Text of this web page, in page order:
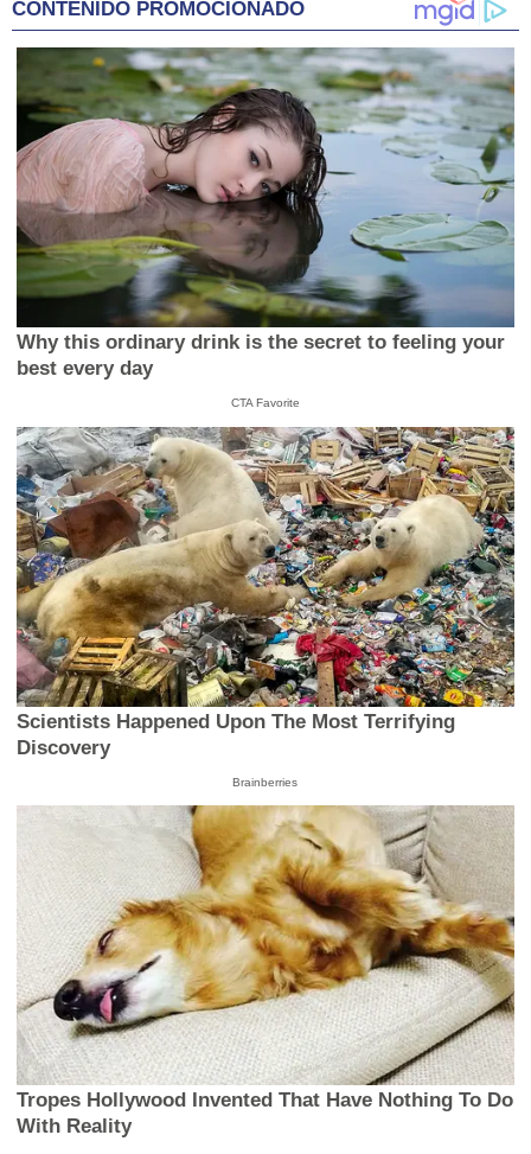
CONTENIDO PROMOCIONADO
Why this ordinary drink is the secret to feeling your
best every day
CTA Favorite
Scientists Happened Upon The Most Terrifying
Discovery
Brainberries
Tropes Hollywood Invented That Have Nothing To Do
With Reality